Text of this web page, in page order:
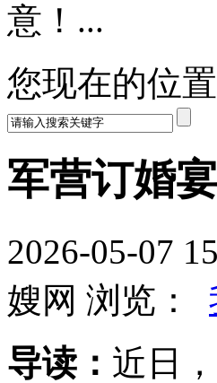
意！...
您现在的位置
军营订婚
2026-05-07
嫂网 浏览：
导读： 近日